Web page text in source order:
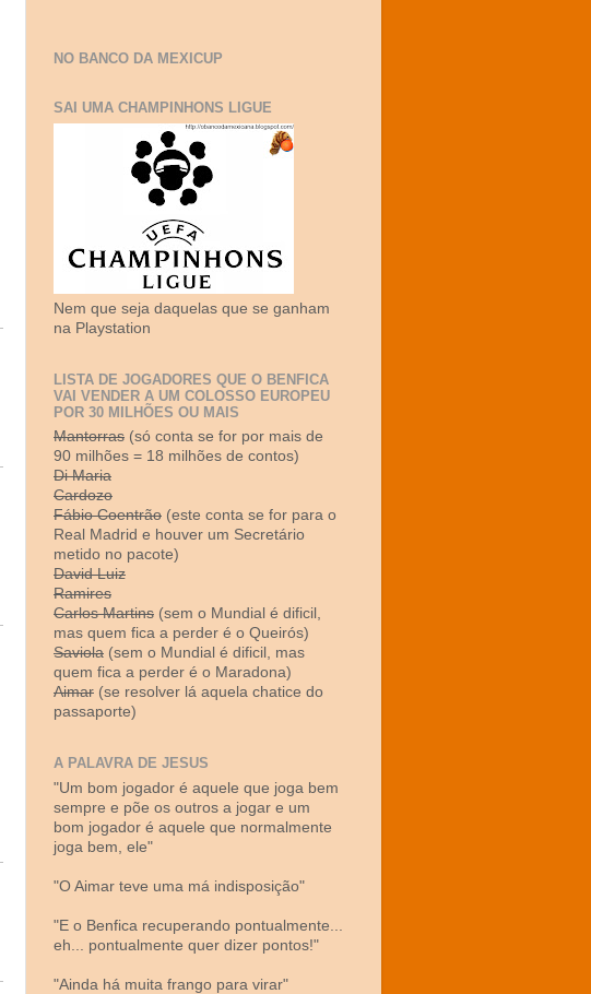
NO BANCO DA MEXICUP
SAI UMA CHAMPINHONS LIGUE
Nem que seja daquelas que se ganham
na Playstation
LISTA DE JOGADORES QUE O BENFICA
VAI VENDER A UM COLOSSO EUROPEU
POR 30 MILHÕES OU MAIS
Mantorras (só conta se for por mais de
90 milhões = 18 milhões de contos)
Di Maria
Cardozo
Fábio Coentrão (este conta se for para o
Real Madrid e houver um Secretário
metido no pacote)
David Luiz
Ramires
Carlos Martins (sem o Mundial é dificil,
mas quem fica a perder é o Queirós)
Saviola (sem o Mundial é dificil, mas
quem fica a perder é o Maradona)
Aimar (se resolver lá aquela chatice do
passaporte)
A PALAVRA DE JESUS
"Um bom jogador é aquele que joga bem
sempre e põe os outros a jogar e um
bom jogador é aquele que normalmente
joga bem, ele"
"O Aimar teve uma má indisposição"
"E o Benfica recuperando pontualmente...
eh... pontualmente quer dizer pontos!"
"Ainda há muita frango para virar"